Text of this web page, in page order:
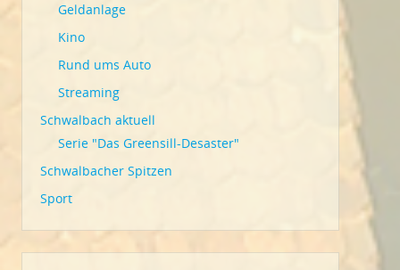
Geldanlage
Kino
Rund ums Auto
Streaming
Schwalbach aktuell
Serie "Das Greensill-Desaster"
Schwalbacher Spitzen
Sport